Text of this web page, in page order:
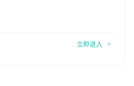
立即进入 >